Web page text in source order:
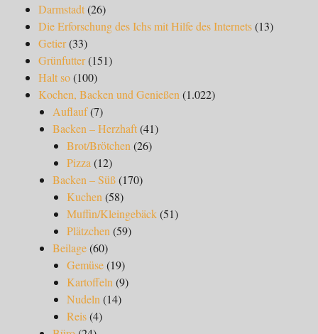
Darmstadt(26)
Die Erforschung des Ichs mit Hilfe des Internets(13)
Getier(33)
Grünfutter(151)
Halt so(100)
Kochen, Backen und Genießen (1.022)
Auflauf(7)
Backen – Herzhaft(41)
Brot/Brötchen (26)
Pizza (12)
Backen – Süß(170)
Kuchen (58)
Muffin/Kleingebäck(51)
Plätzchen (59)
Beilage(60)
Gemüse(19)
Kartoffeln (9)
Nudeln (14)
Reis(4)